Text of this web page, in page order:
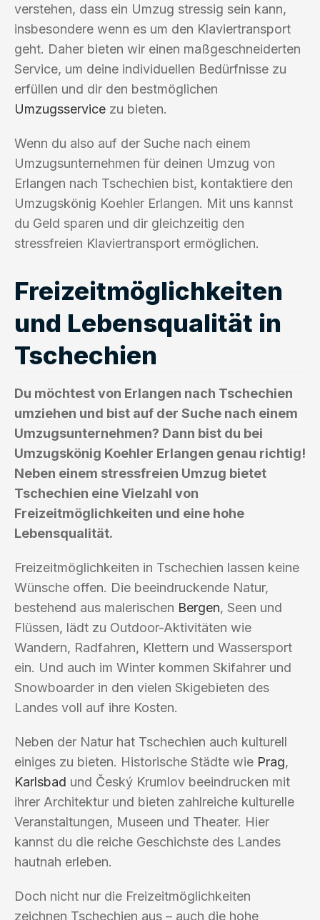
verstehen, dass ein Umzug stressig sein kann,
insbesondere wenn es um den Klaviertransport
geht. Daher bieten wir einen maßgeschneiderten
Service, um deine individuellen Bedürfnisse zu
erfüllen und dir den bestmöglichen
Umzugsservice zu bieten.
Wenn du also auf der Suche nach einem
Umzugsunternehmen für deinen Umzug von
Erlangen nach Tschechien bist, kontaktiere den
Umzugskönig Koehler Erlangen. Mit uns kannst
du Geld sparen und dir gleichzeitig den
stressfreien Klaviertransport ermöglichen.
Freizeitmöglichkeiten
und Lebensqualität in
Tschechien
Du möchtest von Erlangen nach Tschechien
umziehen und bist auf der Suche nach einem
Umzugsunternehmen? Dann bist du bei
Umzugskönig Koehler Erlangen genau richtig!
Neben einem stressfreien Umzug bietet
Tschechien eine Vielzahl von
Freizeitmöglichkeiten und eine hohe
Lebensqualität.
Freizeitmöglichkeiten in Tschechien lassen keine
Wünsche offen. Die beeindruckende Natur,
bestehend aus malerischen Bergen, Seen und
Flüssen, lädt zu Outdoor-Aktivitäten wie
Wandern, Radfahren, Klettern und Wassersport
ein. Und auch im Winter kommen Skifahrer und
Snowboarder in den vielen Skigebieten des
Landes voll auf ihre Kosten.
Neben der Natur hat Tschechien auch kulturell
einiges zu bieten. Historische Städte wie Prag,
Karlsbad und Český Krumlov beeindrucken mit
ihrer Architektur und bieten zahlreiche kulturelle
Veranstaltungen, Museen und Theater. Hier
kannst du die reiche Geschichste des Landes
hautnah erleben.
Doch nicht nur die Freizeitmöglichkeiten
zeichnen Tschechien aus – auch die hohe